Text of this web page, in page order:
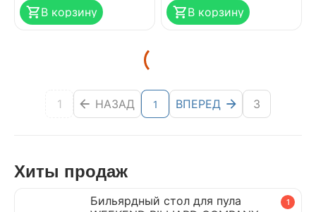
В корзину В корзину
1 НАЗАД 1 ВПЕРЕД 3
Хиты продаж
1
Бильярдный стол для пула